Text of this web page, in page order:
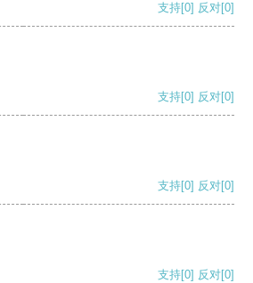
支持[0] 反对[0]
支持[0] 反对[0]
支持[0] 反对[0]
支持[0] 反对[0]